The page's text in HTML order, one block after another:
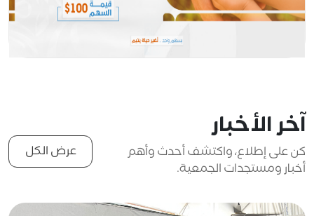
آخر الأخبار
كن على إطلاع، واكتشف أحدث وأهم
أخبار ومستجدات الجمعية.
عرض الكل